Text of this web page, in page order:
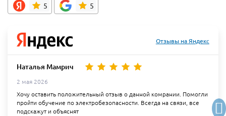
5
5
Отзывы на Яндекс
Наталья Мамрич
2 мая 2026
Хочу оставить положительный отзыв о данной комрании. Помогли
пройти обучение по электробезопасности. Всегда на связи, все
подскажут и объяснят